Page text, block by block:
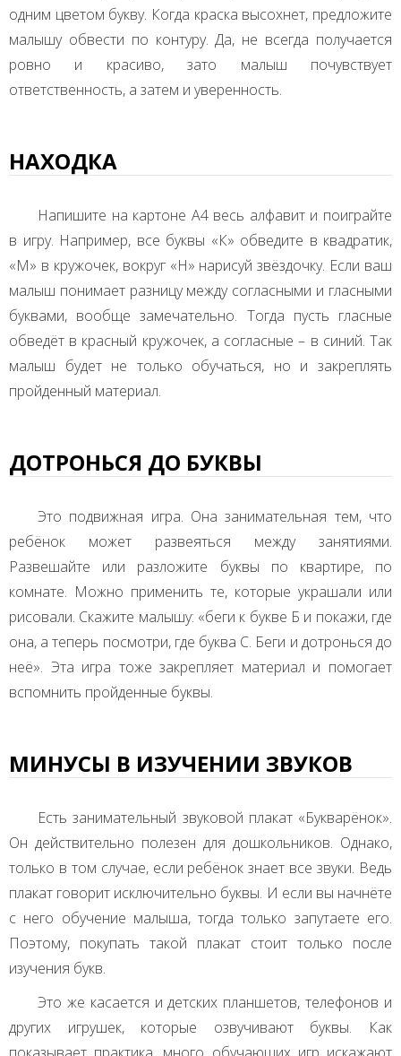
одним цветом букву. Когда краска высохнет, предложите
малышу обвести по контуру. Да, не всегда получается
ровно и красиво, зато малыш почувствует
ответственность, а затем и уверенность.
НАХОДКА
Напишите на картоне А4 весь алфавит и поиграйте
в игру. Например, все буквы «К» обведите в квадратик,
«М» в кружочек, вокруг «Н» нарисуй звёздочку. Если ваш
малыш понимает разницу между согласными и гласными
буквами, вообще замечательно. Тогда пусть гласные
обведёт в красный кружочек, а согласные – в синий. Так
малыш будет не только обучаться, но и закреплять
пройденный материал.
ДОТРОНЬСЯ ДО БУКВЫ
Это подвижная игра. Она занимательная тем, что
ребёнок может развеяться между занятиями.
Развешайте или разложите буквы по квартире, по
комнате. Можно применить те, которые украшали или
рисовали. Скажите малышу: «беги к букве Б и покажи, где
она, а теперь посмотри, где буква С. Беги и дотронься до
неё». Эта игра тоже закрепляет материал и помогает
вспомнить пройденные буквы.
МИНУСЫ В ИЗУЧЕНИИ ЗВУКОВ
Есть занимательный звуковой плакат «Букварёнок».
Он действительно полезен для дошкольников. Однако,
только в том случае, если ребёнок знает все звуки. Ведь
плакат говорит исключительно буквы. И если вы начнёте
с него обучение малыша, тогда только запутаете его.
Поэтому, покупать такой плакат стоит только после
изучения букв.
Это же касается и детских планшетов, телефонов и
других игрушек, которые озвучивают буквы. Как